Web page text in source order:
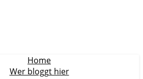
Home
Wer bloggt hier